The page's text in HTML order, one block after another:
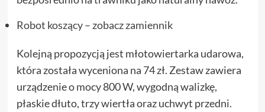
Robot koszący – zobacz zamiennik
Kolejną propozycją jest młotowiertarka udarowa,
która została wyceniona na 74 zł. Zestaw zawiera
urządzenie o mocy 800 W, wygodną walizkę,
płaskie dłuto, trzy wiertła oraz uchwyt przedni.